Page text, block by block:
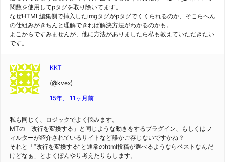
関数を使用してpタグを取り除いてます。
なぜHTML編集側で挿入したimgタグがpタグでくくられるのか、そこらへん
の仕組みがきちんと理解できれば解決方法がわかるのかも。
よこからですみませんが、他に方法がありましたら私も教えていただきたい
です。
KKT
(@kvex)
15年、 11ヶ月前
私も同じく、ロジックでよく悩みます。
MTの「改行を変換する」と同じような動きをするプラグイン、もしくはフ
ィルターが紹介されているサイトなど誰かご存じないですかね？
それと「”改行を変換する”と通常のhtml投稿が選べるようならベストなんだ
けどなぁ」とよくぼんやり考えたりもします。